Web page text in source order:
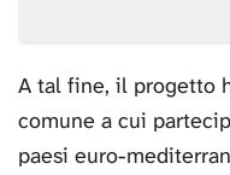
A tal fine, il progetto
comune a cui
paesi euro-